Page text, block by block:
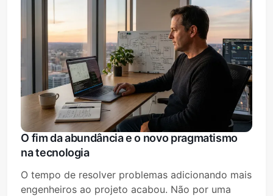
O fim da abundância e o novo pragmatismo
na tecnologia
O tempo de resolver problemas adicionando mais
engenheiros ao projeto acabou. Não por uma